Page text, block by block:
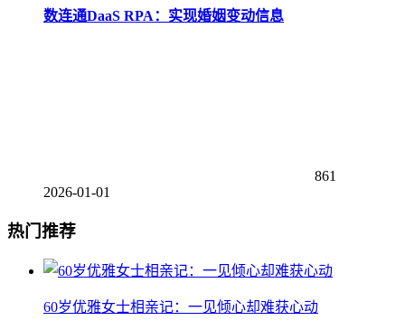
数连通DaaS RPA：实现婚姻变动信息
861
2026-01-01
热门推荐
60岁优雅女士相亲记：一见倾心却难获心动